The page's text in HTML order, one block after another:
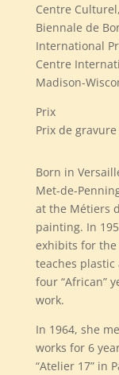
Centre
Biennale de
International
Centre
Madison-
Prix
Prix de
Born in
Met-de-
at the Métiers
painting. In
exhibits for the
teaches plastic
four “African”
work.
In 1964, she
works for 6
“Atelier 17” in